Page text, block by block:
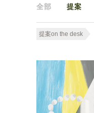
全部 提案
提案on the desk